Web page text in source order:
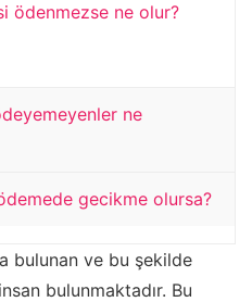
ödenmezse ne olur?
ne
gecikme olursa?
bulunan ve bu şekilde
bulunmaktadır. Bu